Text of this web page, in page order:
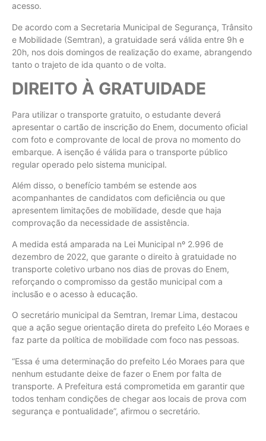
acesso.
De acordo com a Secretaria Municipal de Segurança, Trânsito
e Mobilidade (Semtran), a gratuidade será válida entre 9h e
20h, nos dois domingos de realização do exame, abrangendo
tanto o trajeto de ida quanto o de volta.
DIREITO À GRATUIDADE
Para utilizar o transporte gratuito, o estudante deverá
apresentar o cartão de inscrição do Enem, documento oficial
com foto e comprovante de local de prova no momento do
embarque. A isenção é válida para o transporte público
regular operado pelo sistema municipal.
Além disso, o benefício também se estende aos
acompanhantes de candidatos com deficiência ou que
apresentem limitações de mobilidade, desde que haja
comprovação da necessidade de assistência.
A medida está amparada na Lei Municipal nº 2.996 de
dezembro de 2022, que garante o direito à gratuidade no
transporte coletivo urbano nos dias de provas do Enem,
reforçando o compromisso da gestão municipal com a
inclusão e o acesso à educação.
O secretário municipal da Semtran, Iremar Lima, destacou
que a ação segue orientação direta do prefeito Léo Moraes e
faz parte da política de mobilidade com foco nas pessoas.
“Essa é uma determinação do prefeito Léo Moraes para que
nenhum estudante deixe de fazer o Enem por falta de
transporte. A Prefeitura está comprometida em garantir que
todos tenham condições de chegar aos locais de prova com
segurança e pontualidade”, afirmou o secretário.